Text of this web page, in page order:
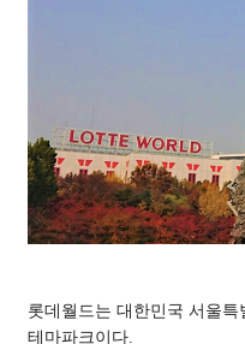
롯데월드는 대한민국 서울
테마파크이다.